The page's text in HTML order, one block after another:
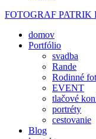
FOTOGRAF PATRIK
domov
Portfólio
svadba
Rande
Rodinné
EVENT
tlačové
portréty
cestovanie
Blog